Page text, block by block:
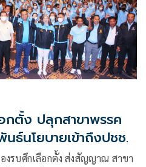
กตั้ง ปลุกสาขาพรรค
ธ์นโยบายเข้าถึงปชช.